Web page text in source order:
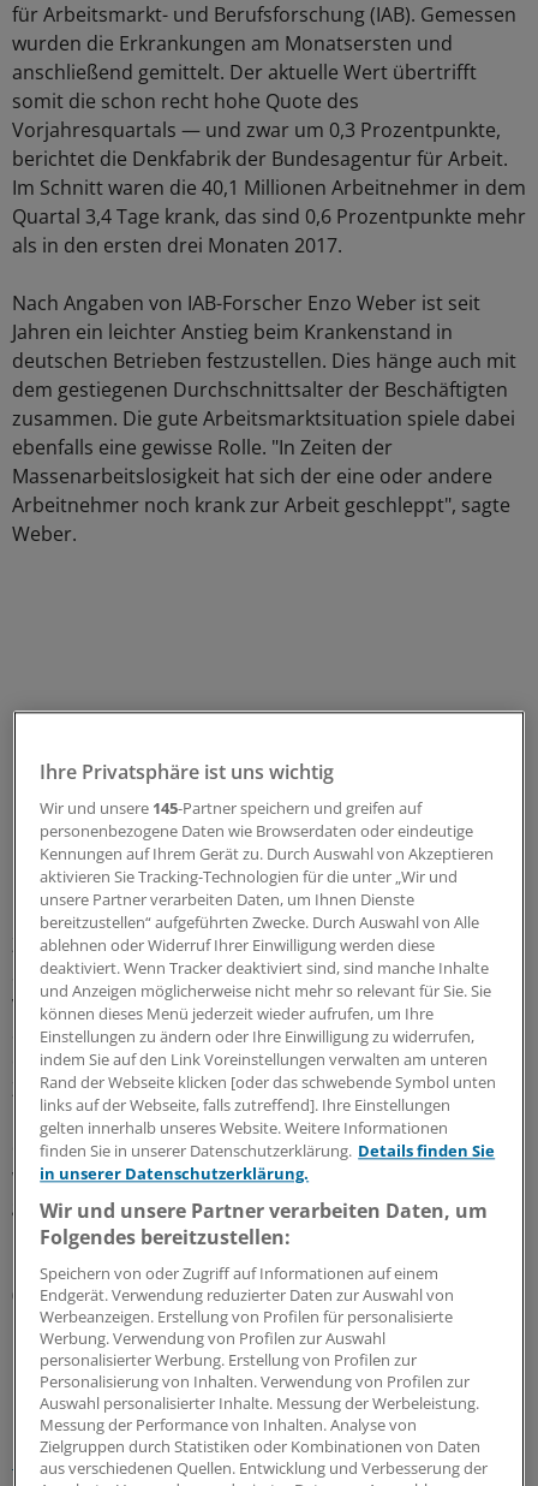
für Arbeitsmarkt- und Berufsforschung (IAB). Gemessen
wurden die Erkrankungen am Monatsersten und
anschließend gemittelt. Der aktuelle Wert übertrifft
somit die schon recht hohe Quote des
Vorjahresquartals — und zwar um 0,3 Prozentpunkte,
berichtet die Denkfabrik der Bundesagentur für Arbeit.
Im Schnitt waren die 40,1 Millionen Arbeitnehmer in dem
Quartal 3,4 Tage krank, das sind 0,6 Prozentpunkte mehr
als in den ersten drei Monaten 2017.
Nach Angaben von IAB-Forscher Enzo Weber ist seit
Jahren ein leichter Anstieg beim Krankenstand in
deutschen Betrieben festzustellen. Dies hänge auch mit
dem gestiegenen Durchschnittsalter der Beschäftigten
zusammen. Die gute Arbeitsmarktsituation spiele dabei
ebenfalls eine gewisse Rolle. "In Zeiten der
Massenarbeitslosigkeit hat sich der eine oder andere
Arbeitnehmer noch krank zur Arbeit geschleppt", sagte
Weber.
Leicht gestiegen ist demnach von Januar bis März die
Zahl der bezahlten Überstunden. Mit im Schnitt 5,2
Stunden pro Beschäftigtem lag der Umfang der
vergüteten Mehrarbeit im ersten Quartal um 0,2
Stunden höher als vor einem Jahr. Insgesamt leisteten
die deutschen Beschäftigten in dem Dreimonats-
Zeitraum 206,7 Millionen Überstunden. Die Zahl der
unbezahlten Mehrarbeit pro Beschäftigtem blieb
dagegen mit im Schnitt 5,9 Stunden konstant. Insgesamt
wurden im ersten Quartal 236,7 Millionen Überstunden
geleistet - rund fünf Millionen mehr als im ersten
Quartal. Allerdings sei in der Zeit auch die Zahl der
Erwerbstätigen gestiegen, gibt das IAB zu bedenken.
(dpa)
Schlagworte:
Berufspolitik
Ihre Privatsphäre ist uns wichtig
Wir und unsere 145-Partner speichern und greifen auf
personenbezogene Daten wie Browserdaten oder eindeutige
Kennungen auf Ihrem Gerät zu. Durch Auswahl von Akzeptieren
aktivieren Sie Tracking-Technologien für die unter „Wir und
unsere Partner verarbeiten Daten, um Ihnen Dienste
bereitzustellen“ aufgeführten Zwecke. Durch Auswahl von Alle
ablehnen oder Widerruf Ihrer Einwilligung werden diese
deaktiviert. Wenn Tracker deaktiviert sind, sind manche Inhalte
und Anzeigen möglicherweise nicht mehr so relevant für Sie. Sie
können dieses Menü jederzeit wieder aufrufen, um Ihre
Einstellungen zu ändern oder Ihre Einwilligung zu widerrufen,
indem Sie auf den Link Voreinstellungen verwalten am unteren
Rand der Webseite klicken [oder das schwebende Symbol unten
links auf der Webseite, falls zutreffend]. Ihre Einstellungen
gelten innerhalb unseres Website. Weitere Informationen
finden Sie in unserer Datenschutzerklärung. Details finden Sie
in unserer Datenschutzerklärung.
Wir und unsere Partner verarbeiten Daten, um
Folgendes bereitzustellen:
Speichern von oder Zugriff auf Informationen auf einem
Endgerät. Verwendung reduzierter Daten zur Auswahl von
Werbeanzeigen. Erstellung von Profilen für personalisierte
Werbung. Verwendung von Profilen zur Auswahl
personalisierter Werbung. Erstellung von Profilen zur
Personalisierung von Inhalten. Verwendung von Profilen zur
Auswahl personalisierter Inhalte. Messung der Werbeleistung.
Messung der Performance von Inhalten. Analyse von
Zielgruppen durch Statistiken oder Kombinationen von Daten
aus verschiedenen Quellen. Entwicklung und Verbesserung der